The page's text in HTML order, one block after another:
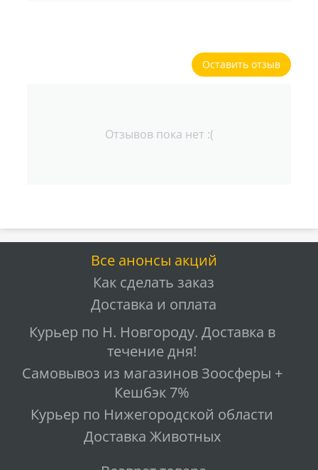
Оставить отзыв
Отзывов пока нет :(
Все анонсы акций
Как сделать заказ
Доставка и оплата
Курьер по Н. Новгороду. Доставка в
течение дня!
Самовывоз из магазинов Зоосферы +
Кешбэк 7%
Курьер по Нижегородской области
Доставка Животных